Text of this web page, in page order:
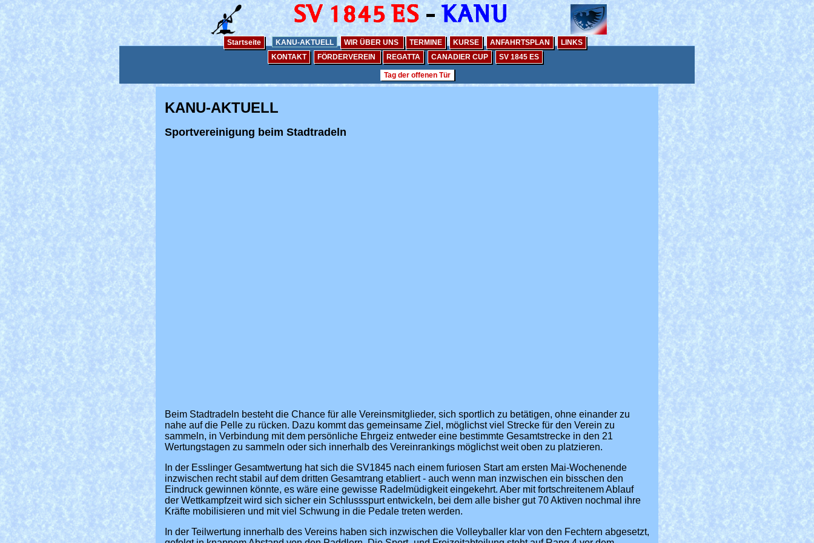
Startseite KANU-AKTUELL WIR ÜBER UNS TERMINE KURSE ANFAHRTSPLAN
LINKS
KONTAKT
FÖRDERVEREIN REGATTA CANADIER CUP SV 1845 ES
Tag der offenen Tür
KANU-AKTUELL
Sportvereinigung beim Stadtradeln
Beim Stadtradeln besteht die Chance für alle Vereinsmitglieder, sich sportlich zu betätigen, ohne einander zu
nahe auf die Pelle zu rücken. Dazu kommt das gemeinsame Ziel, möglichst viel Strecke für den Verein zu
sammeln, in Verbindung mit dem persönliche Ehrgeiz entweder eine bestimmte Gesamtstrecke in den 21
Wertungstagen zu sammeln oder sich innerhalb des Vereinrankings möglichst weit oben zu platzieren.
In der Esslinger Gesamtwertung hat sich die SV1845 nach einem furiosen Start am ersten Mai-Wochenende
inzwischen recht stabil auf dem dritten Gesamtrang etabliert - auch wenn man inzwischen ein bisschen den
Eindruck gewinnen könnte, es wäre eine gewisse Radelmüdigkeit eingekehrt. Aber mit fortschreitenem Ablauf
der Wettkampfzeit wird sich sicher ein Schlussspurt entwickeln, bei dem alle bisher gut 70 Aktiven nochmal ihre
Kräfte mobilisieren und mit viel Schwung in die Pedale treten werden.
In der Teilwertung innerhalb des Vereins haben sich inzwischen die Volleyballer klar von den Fechtern abgesetzt,